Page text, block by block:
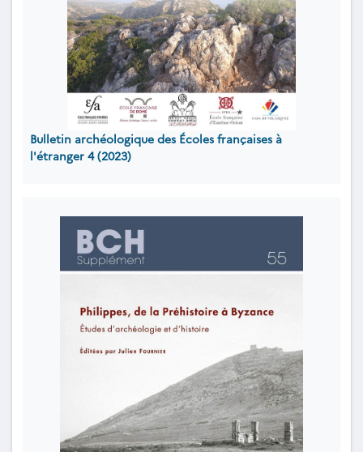
Bulletin archéologique des Écoles françaises à
l'étranger 4 (2023)